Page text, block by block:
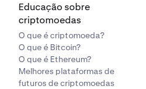
Educação sobre
criptomoedas
O que é criptomoeda?
O que é Bitcoin?
O que é Ethereum?
Melhores plataformas de
futuros de criptomoedas